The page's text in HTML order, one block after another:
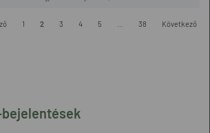
1 2 3 4 5 38 Következő